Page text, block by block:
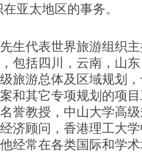
亚太地区的事务。
代表世界旅游组织主
包括四川，云南，山
旅游总体及区域规划
和其它专项规划的项
誉教授，中山大学高
济顾问，香港理工大
经常在各类国际和学